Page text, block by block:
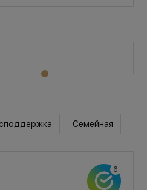
Семейная